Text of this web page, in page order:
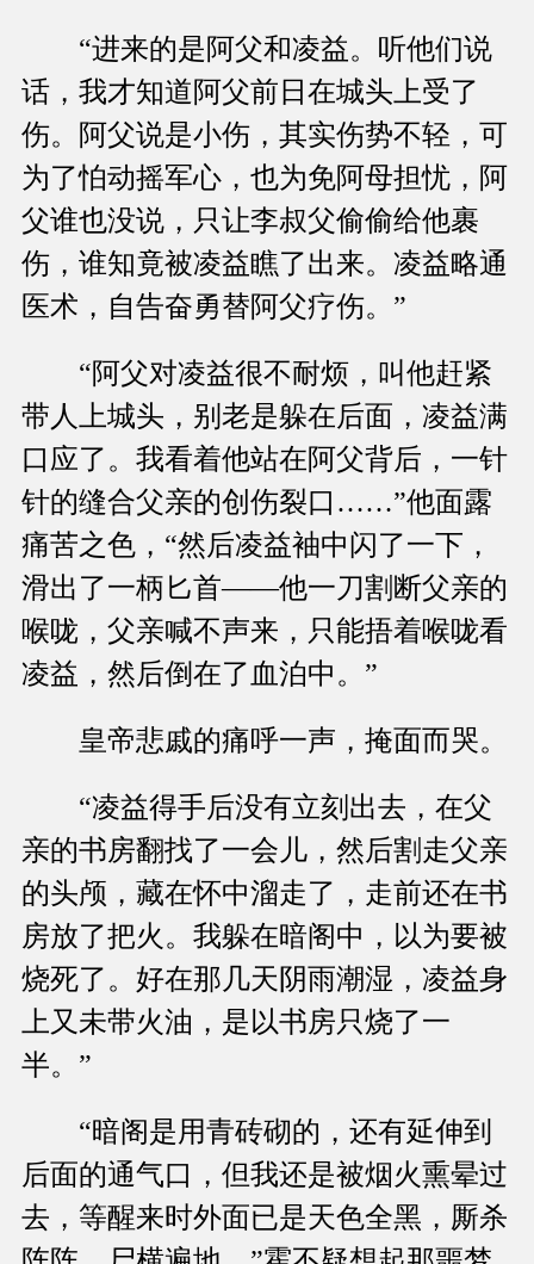
“进来的是阿父和凌益。听他们说
话，我才知道阿父前日在城头上受了
伤。阿父说是小伤，其实伤势不轻，可
为了怕动摇军心，也为免阿母担忧，阿
父谁也没说，只让李叔父偷偷给他裹
伤，谁知竟被凌益瞧了出来。凌益略通
医术，自告奋勇替阿父疗伤。”
“阿父对凌益很不耐烦，叫他赶紧
带人上城头，别老是躲在后面，凌益满
口应了。我看着他站在阿父背后，一针
针的缝合父亲的创伤裂口……”他面露
痛苦之色，“然后凌益袖中闪了一下，
滑出了一柄匕首——他一刀割断父亲的
喉咙，父亲喊不声来，只能捂着喉咙看
凌益，然后倒在了血泊中。”
皇帝悲戚的痛呼一声，掩面而哭。
“凌益得手后没有立刻出去，在父
亲的书房翻找了一会儿，然后割走父亲
的头颅，藏在怀中溜走了，走前还在书
房放了把火。我躲在暗阁中，以为要被
烧死了。好在那几天阴雨潮湿，凌益身
上又未带火油，是以书房只烧了一
半。”
“暗阁是用青砖砌的，还有延伸到
后面的通气口，但我还是被烟火熏晕过
去，等醒来时外面已是天色全黑，厮杀